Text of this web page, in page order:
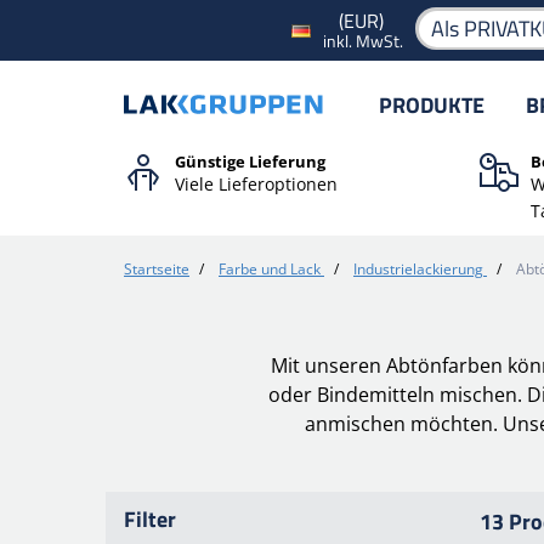
(EUR)
inkl. MwSt. Als
PRODUKTE
Günstige Lieferung
Viele Lieferoptionen
Startseite / Farbe und Lack / Industrielackierung /
Mit unseren Abtönfarben
oder Bindemitteln mischen.
anmischen möchten.
Filter 13